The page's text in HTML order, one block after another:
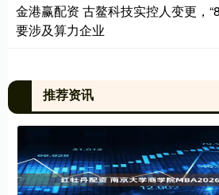
金港赢配资 古鳌科技实控人变更，
要涉及算力企业
推荐资讯